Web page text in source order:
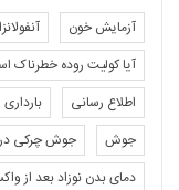
آزمایش خون آنفولانزا
آیا کولیت روده خطرناک
اطلاع رسانی
بارداری
جوش
جوش چرکی
دمای بدن نوزاد بعد از